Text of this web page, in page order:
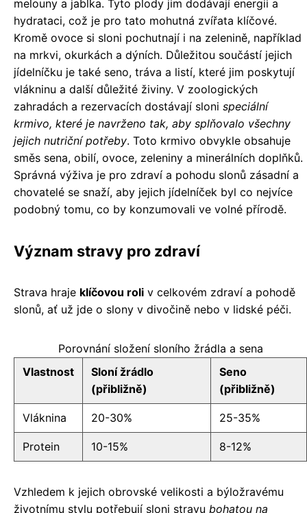
melouny a jablka. Tyto plody jim dodávají energii a
hydrataci, což je pro tato mohutná zvířata klíčové.
Kromě ovoce si sloni pochutnají i na zelenině, například
na mrkvi, okurkách a dýních. Důležitou součástí jejich
jídelníčku je také seno, tráva a listí, které jim poskytují
vlákninu a další důležité živiny. V zoologických
zahradách a rezervacích dostávají sloni speciální
krmivo, které je navrženo tak, aby splňovalo všechny
jejich nutriční potřeby. Toto krmivo obvykle obsahuje
směs sena, obilí, ovoce, zeleniny a minerálních doplňků.
Správná výživa je pro zdraví a pohodu slonů zásadní a
chovatelé se snaží, aby jejich jídelníček byl co nejvíce
podobný tomu, co by konzumovali ve volné přírodě.
Význam stravy pro zdraví
Strava hraje klíčovou roli v celkovém zdraví a pohodě
slonů, ať už jde o slony v divočině nebo v lidské péči.
Porovnání složení sloního žrádla a sena
Vlastnost
Sloní žrádlo
(přibližně)
Seno
(přibližně)
Vláknina 20-30% 25-35%
Protein 10-15% 8-12%
Vzhledem k jejich obrovské velikosti a býložravému
životnímu stylu potřebují sloni stravu bohatou na